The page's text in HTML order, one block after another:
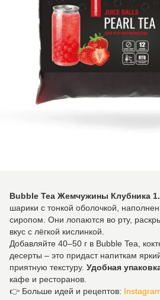
Bubble Tea Жемчужины Клубника
шарики с тонкой оболочкой,
сиропом. Они лопаются во рту,
вкус с лёгкой кислинкой.
Добавляйте 40–50 г в Bubble Tea,
десерты – это придаст напиткам
приятную текстуру. Удобная
кафе и ресторанов.
👉 Больше идей и рецептов: